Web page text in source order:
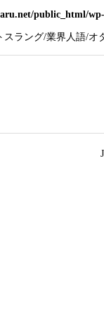
public_html/
ラング/業界人語/オ